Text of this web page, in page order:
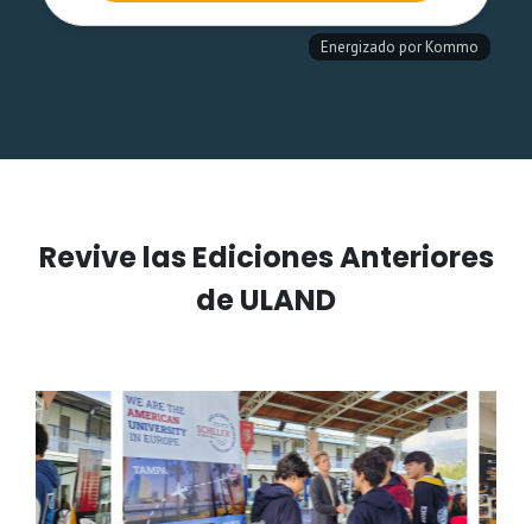
Revive las Ediciones Anteriores
de ULAND